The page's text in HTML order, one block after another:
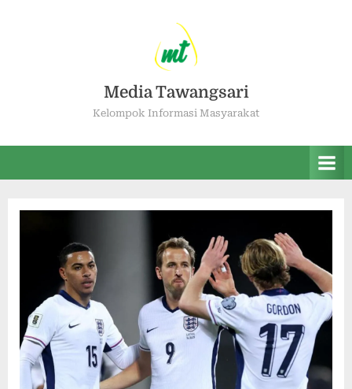
Media Tawangsari
Kelompok Informasi Masyarakat